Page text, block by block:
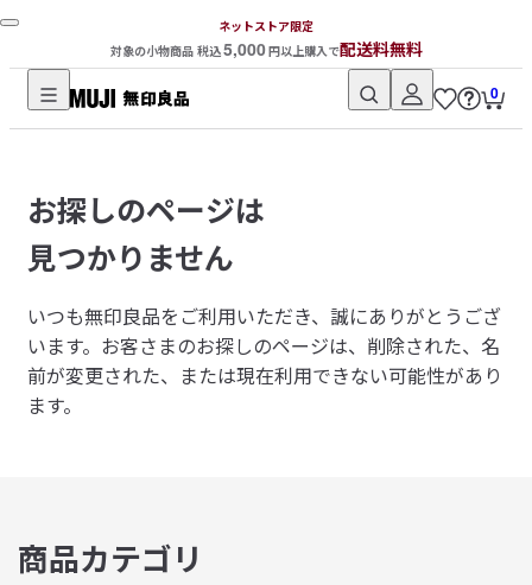
ネットストア限定
対象の小物商品 税込5,000円以上購入で配送料無料
無
品
ネ
ッ
ト
ス
ト
ア
0
お探しのページは
見つかりません
いつも無印良品をご利用いただき、誠にありがとうござ
います。 お客さまのお探しのページは、削除された、名
前が変更された、または現在利用できない可能性があり
ます。
商品カテゴリ